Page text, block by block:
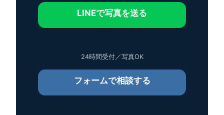
LINEで写真を送る
24時間受付／写真OK
フォームで相談する